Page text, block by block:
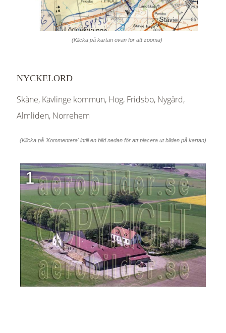
(Klicka på kartan ovan för att zooma)
NYCKELORD
Skåne, Kävlinge kommun, Hög, Fridsbo, Nygård,
Almliden, Norrehem
(Klicka på 'Kommentera' intill en bild nedan för att placera ut bilden på kartan)
1